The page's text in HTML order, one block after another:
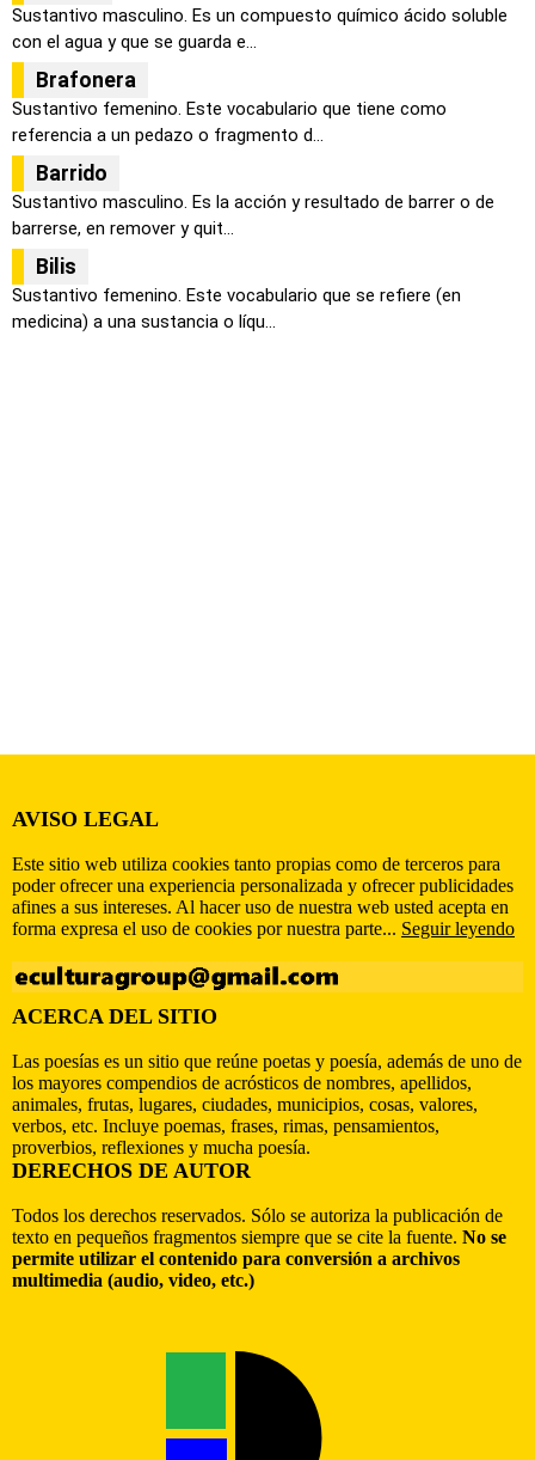
Sustantivo masculino. Es un compuesto químico ácido soluble
con el agua y que se guarda e...
Brafonera
Sustantivo femenino. Este vocabulario que tiene como
referencia a un pedazo o fragmento d...
Barrido
Sustantivo masculino. Es la acción y resultado de barrer o de
barrerse, en remover y quit...
Bilis
Sustantivo femenino. Este vocabulario que se refiere (en
medicina) a una sustancia o líqu...
AVISO LEGAL
Este sitio web utiliza cookies tanto propias como de terceros para
poder ofrecer una experiencia personalizada y ofrecer publicidades
afines a sus intereses. Al hacer uso de nuestra web usted acepta en
forma expresa el uso de cookies por nuestra parte... Seguir leyendo
ACERCA DEL SITIO
Las poesías es un sitio que reúne poetas y poesía, además de uno de
los mayores compendios de acrósticos de nombres, apellidos,
animales, frutas, lugares, ciudades, municipios, cosas, valores,
verbos, etc. Incluye poemas, frases, rimas, pensamientos,
proverbios, reflexiones y mucha poesía.
DERECHOS DE AUTOR
Todos los derechos reservados. Sólo se autoriza la publicación de
texto en pequeños fragmentos siempre que se cite la fuente. No se
permite utilizar el contenido para conversión a archivos
multimedia (audio, video, etc.)